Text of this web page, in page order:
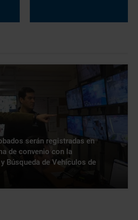
serán registradas en
de convenio con la
Búsqueda de Vehículos de